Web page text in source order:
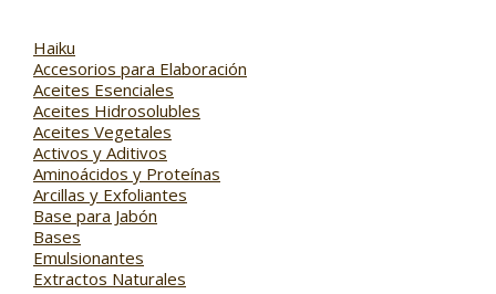
Haiku
Accesorios para Elaboración
Aceites Esenciales
Aceites Hidrosolubles
Aceites Vegetales
Activos y Aditivos
Aminoácidos y Proteínas
Arcillas y Exfoliantes
Base para Jabón
Bases
Emulsionantes
Extractos Naturales